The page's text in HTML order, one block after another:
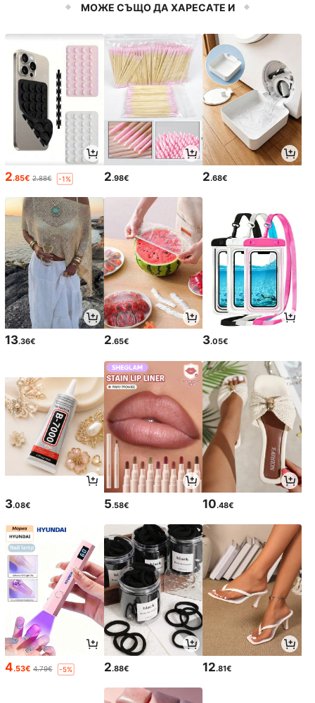
жни конуси, перфектен инструмеМОЖЕ СЪЩО ДА ХАРЕСАТЕ И
2.85€ 2.88€ -1% 2.98€ 2.68€
13.36€ 2.65€ 3.05€
3.08€ 5.58€ 10.48€
4.53€ 4.79€ -5% 2.88€ 12.81€